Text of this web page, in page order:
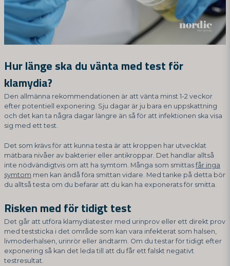
Hur länge ska du vänta med test för
klamydia?
Den allmänna rekommendationen är att vänta minst 1-2 veckor
efter potentiell exponering. Sju dagar är ju bara en uppskattning
och det kan ta några dagar längre än så för att infektionen ska visa
sig med ett test.
Det som krävs för att kunna testa är att kroppen har utvecklat
mätbara nivåer av bakterier eller antikroppar. Det handlar alltså
inte nödvändigtvis om att ha symtom. Många som smittas får inga
symtom men kan ändå föra smittan vidare. Med tanke på detta bör
du alltså testa om du befarar att du kan ha exponerats för smitta.
Risken med för tidigt test
Det går att utföra klamydiatester med urinprov eller ett direkt prov
med teststicka i det område som kan vara infekterat som halsen,
livmoderhalsen, urinrör eller ändtarm. Om du testar för tidigt efter
exponering så kan det leda till att du får ett falskt negativt
testresultat.